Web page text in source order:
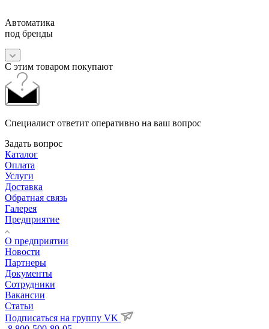
Автоматика
под бренды
С этим товаром покупают
Специалист ответит оперативно на ваш вопрос
Задать вопрос
Каталог
Оплата
Услуги
Доставка
Обратная связь
Галерея
Предприятие
О предприятии
Новости
Партнеры
Документы
Сотрудники
Вакансии
Статьи
Подписаться на группу VK